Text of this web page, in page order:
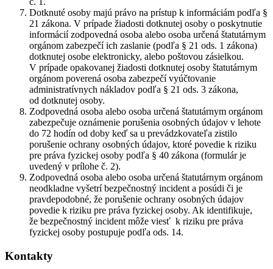
Dotknuté osoby majú právo na prístup k informáciám podľa §
21 zákona. V prípade žiadosti dotknutej osoby o poskytnutie
informácií zodpovedná osoba alebo osoba určená štatutárnym
orgánom zabezpečí ich zaslanie (podľa § 21 ods. 1 zákona)
dotknutej osobe elektronicky, alebo poštovou zásielkou.
V prípade opakovanej žiadosti dotknutej osoby štatutárnym
orgánom poverená osoba zabezpečí vyúčtovanie
administratívnych nákladov podľa § 21 ods. 3 zákona,
od dotknutej osoby.
Zodpovedná osoba alebo osoba určená štatutárnym orgánom
zabezpečuje oznámenie porušenia osobných údajov v lehote
do 72 hodín od doby keď sa u prevádzkovateľa zistilo
porušenie ochrany osobných údajov, ktoré povedie k riziku
pre práva fyzickej osoby podľa § 40 zákona (formulár je
uvedený v prílohe č. 2).
Zodpovedná osoba alebo osoba určená štatutárnym orgánom
neodkladne vyšetrí bezpečnostný incident a posúdi či je
pravdepodobné, že porušenie ochrany osobných údajov
povedie k riziku pre práva fyzickej osoby. Ak identifikuje,
že bezpečnostný incident môže viesť k riziku pre práva
fyzickej osoby postupuje podľa ods. 14.
Kontakty